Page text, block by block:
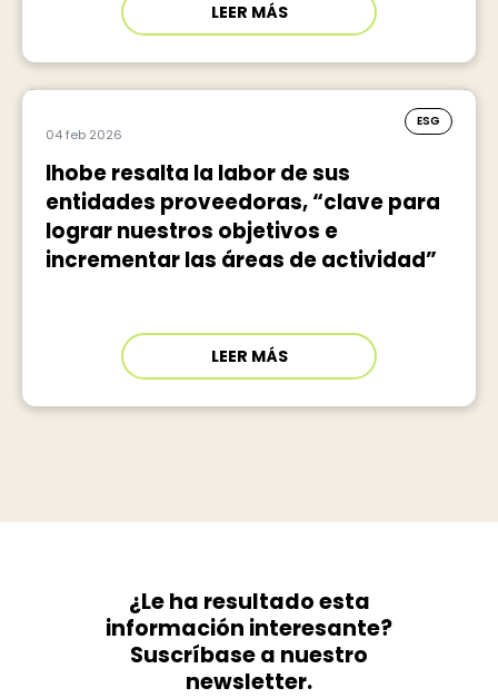
LEER MÁS
04 feb 2026
ESG
Ihobe resalta la labor de sus
entidades proveedoras, “clave para
lograr nuestros objetivos e
incrementar las áreas de actividad”
LEER MÁS
¿Le ha resultado esta
información interesante?
Suscríbase a nuestro
newsletter.